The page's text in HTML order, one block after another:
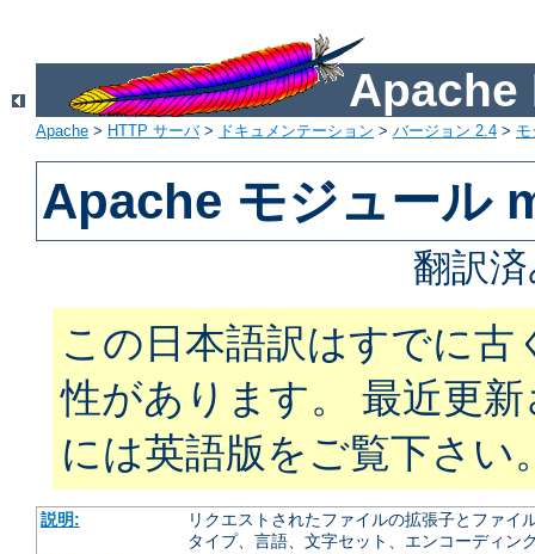
Apache
Apache > HTTP サーバ> ドキュメンテーション > バージョン 2.4 >
Apache モジュール
翻訳
この日本語訳はすでに古
性があります。 最近更
には英語版をご覧下さい
説明:
リクエストされたファイルの拡張子とファ
タイプ、言語、文字セット、エンコーディン